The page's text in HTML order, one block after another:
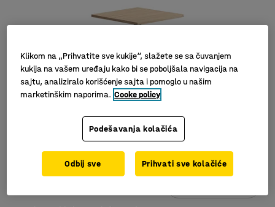
Klikom na „Prihvatite sve kukije“, slažete se sa čuvanjem
kukija na vašem uređaju kako bi se poboljšala navigacija na
sajtu, analiziralo korišćenje sajta i pomoglo u našim
marketinškim naporima. Cooke policy
Podešavanja kolačića
Odbij sve Prihvati sve kolačiće